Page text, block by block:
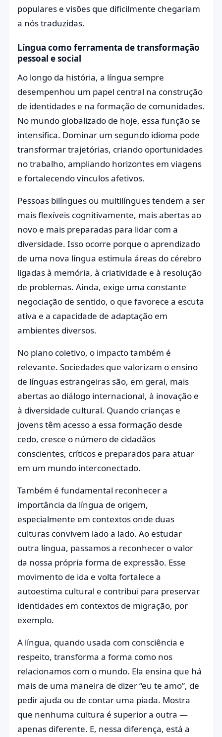
populares e visões que dificilmente chegariam
a nós traduzidas.
Língua como ferramenta de transformação
pessoal e social
Ao longo da história, a língua sempre
desempenhou um papel central na construção
de identidades e na formação de comunidades.
No mundo globalizado de hoje, essa função se
intensifica. Dominar um segundo idioma pode
transformar trajetórias, criando oportunidades
no trabalho, ampliando horizontes em viagens
e fortalecendo vínculos afetivos.
Pessoas bilíngues ou multilíngues tendem a ser
mais flexíveis cognitivamente, mais abertas ao
novo e mais preparadas para lidar com a
diversidade. Isso ocorre porque o aprendizado
de uma nova língua estimula áreas do cérebro
ligadas à memória, à criatividade e à resolução
de problemas. Ainda, exige uma constante
negociação de sentido, o que favorece a escuta
ativa e a capacidade de adaptação em
ambientes diversos.
No plano coletivo, o impacto também é
relevante. Sociedades que valorizam o ensino
de línguas estrangeiras são, em geral, mais
abertas ao diálogo internacional, à inovação e
à diversidade cultural. Quando crianças e
jovens têm acesso a essa formação desde
cedo, cresce o número de cidadãos
conscientes, críticos e preparados para atuar
em um mundo interconectado.
Também é fundamental reconhecer a
importância da língua de origem,
especialmente em contextos onde duas
culturas convivem lado a lado. Ao estudar
outra língua, passamos a reconhecer o valor
da nossa própria forma de expressão. Esse
movimento de ida e volta fortalece a
autoestima cultural e contribui para preservar
identidades em contextos de migração, por
exemplo.
A língua, quando usada com consciência e
respeito, transforma a forma como nos
relacionamos com o mundo. Ela ensina que há
mais de uma maneira de dizer “eu te amo”, de
pedir ajuda ou de contar uma piada. Mostra
que nenhuma cultura é superior a outra —
apenas diferente. E, nessa diferença, está a